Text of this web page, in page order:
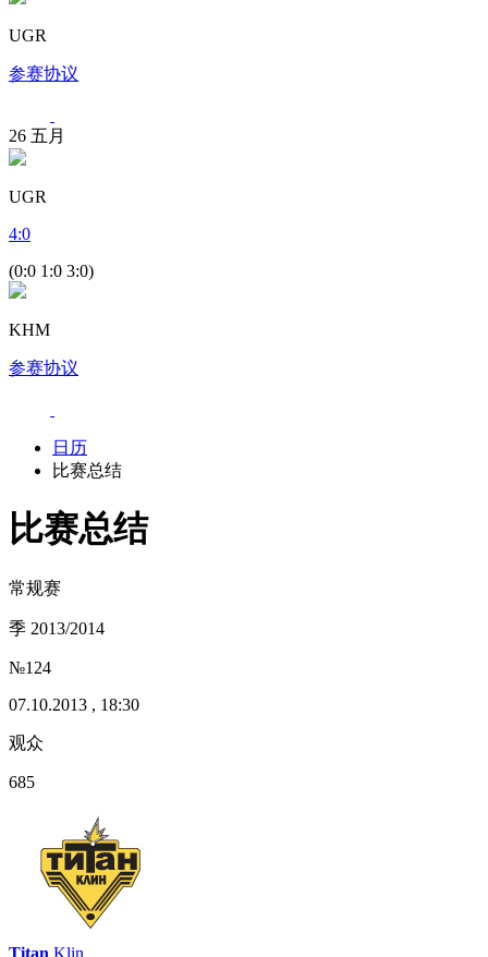
UGR
参赛协议
26 五月
UGR
4:0
(0:0 1:0 3:0)
KHM
参赛协议
日历
比赛总结
比赛总结
常规赛
季 2013/2014
№124
07.10.2013 , 18:30
观众
685
Titan Klin